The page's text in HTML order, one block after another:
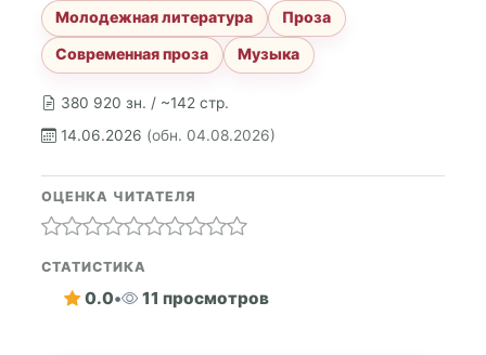
380 920 зн. / ~142 стр.
14.06.2026 (обн. 04.08.2026)
Молодежная литература
Проза
Современная проза
Музыка
ОЦЕНКА ЧИТАТЕЛЯ
СТАТИСТИКА
0.0• 11 просмотров